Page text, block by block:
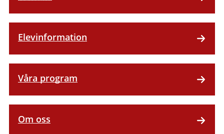
Elevinformation
Våra program
Om oss